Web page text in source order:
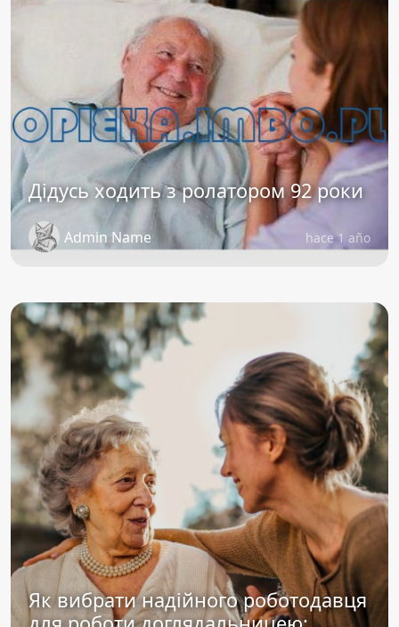
Дідусь ходить з ролатором 92 роки
Admin Name hace 1 año
Як вибрати надійного роботодавця